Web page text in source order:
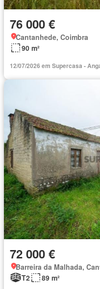
76 000 €
Cantanhede, Coimbra
90 m²
12/07/2026 em Supercasa -
72 000 €
Barreira da Malhada,
T2
89 m²